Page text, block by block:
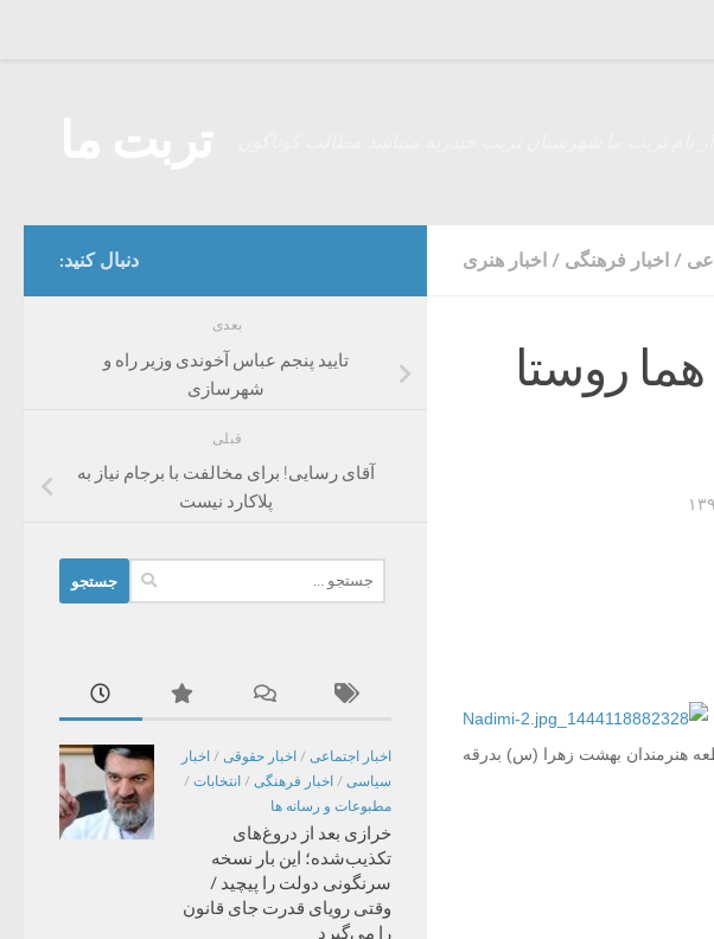
/ اخبار فرهنگی / اخبار هنری
روستا
هنرمندان بهشت زهرا (س) بدرقه
دنبال کنید:
بعدی
تایید پنجم عباس آخوندی وزیر راه و
شهرسازی
قبلی
آقای رسایی! برای مخالفت با برجام نیاز به
پلاکارد نیست
برای:
اخبار اجتماعی / اخبار حقوقی / اخبار
سیاسی / اخبار فرهنگی / انتخابات /
مطبوعات و رسانه ها
خرازی بعد از دروغ‌های
تکذیب‌شده؛ این بار نسخه
سرنگونی دولت را پیچید /
وقتی رویای قدرت جای قانون
را می‌گیرد